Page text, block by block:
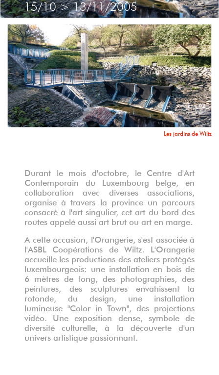
15/10>13/11/2005
Les jardins de Wiltz
Durant le mois d'octobre, le Centre d'Art
Contemporain du Luxembourg belge, en
collaboration avec diverses associations,
organise à travers la province un parcours
consacré à l'art singulier, cet art du bord des
routes appelé aussi art brut ou art en marge.
A cette occasion, l'Orangerie, s'est associée à
l'ASBL Coopérations de Wiltz. L'Orangerie
accueille les productions des ateliers protégés
luxembourgeois: une installation en bois de
6 mètres de long, des photographies, des
peintures, des sculptures envahissent la
rotonde, du design, une installation
lumineuse "Color in Town", des projections
vidéo. Une exposition dense, symbole de
diversité culturelle, à la découverte d'un
univers artistique passionnant.